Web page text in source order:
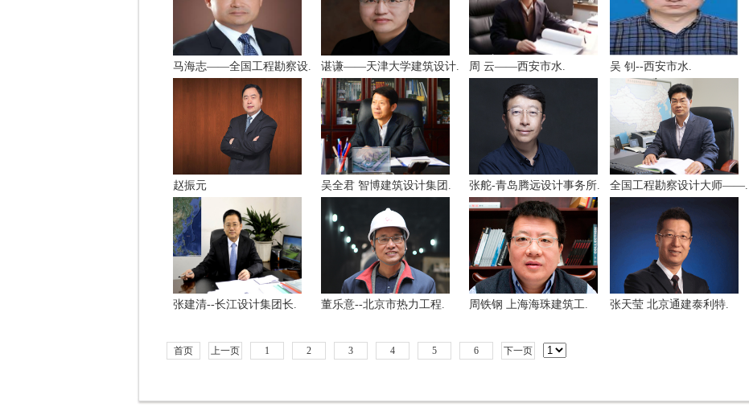
马海志——全国工程勘察设. 谌谦——天津大学建筑设计. 周 云——西安市水. 吴 钊--西安市水.
赵振元 吴全君 智博建筑设计集团. 张舵-青岛腾远设计事务所. 全国工程勘察设计大师——.
张建清--长江设计集团长. 董乐意--北京市热力工程. 周铁钢 上海海珠建筑工. 张天莹 北京通建泰利特.
首页 上一页 1 2 3 4 5 6 下一页